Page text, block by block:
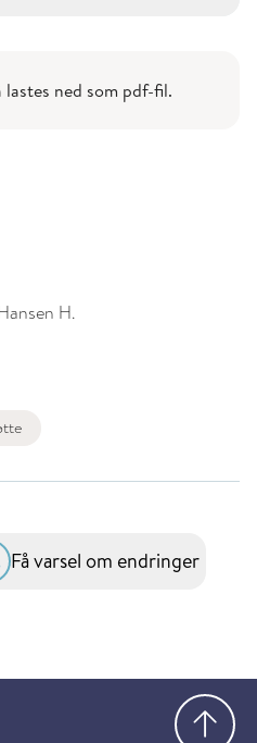
lastes ned som pdf-fil.
H.
Få varsel om endringer